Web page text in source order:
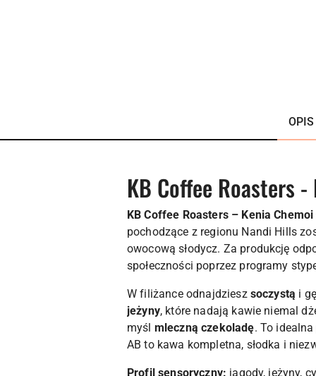
OPIS
KB Coffee Roasters
KB Coffee Roasters – Kenia Chemoi
pochodzące z regionu Nandi Hills
owocową słodycz. Za produkcję
społeczności poprzez programy
W filiżance odnajdziesz soczystą i
jeżyny, które nadają kawie niemal
myśl mleczną czekoladę. To
AB to kawa kompletna, słodka i
Profil sensoryczny: jagody, jeżyny,